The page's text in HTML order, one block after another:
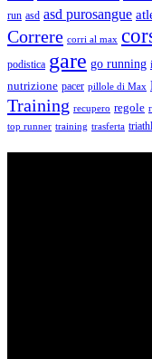
run asd asd purosangue
Correre corri al max
podistica gare go running
nutrizione pacer pillole di Max
Training recupero regole
top runner training trasferta